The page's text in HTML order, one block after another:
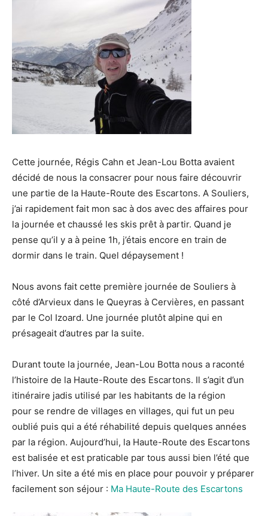
Cette journée, Régis Cahn et Jean-Lou Botta avaient
décidé de nous la consacrer pour nous faire découvrir
une partie de la Haute-Route des Escartons. A Souliers,
j’ai rapidement fait mon sac à dos avec des affaires pour
la journée et chaussé les skis prêt à partir. Quand je
pense qu’il y a à peine 1h, j’étais encore en train de
dormir dans le train. Quel dépaysement !
Nous avons fait cette première journée de Souliers à
côté d’Arvieux dans le Queyras à Cervières, en passant
par le Col Izoard. Une journée plutôt alpine qui en
présageait d’autres par la suite.
Durant toute la journée, Jean-Lou Botta nous a raconté
l’histoire de la Haute-Route des Escartons. Il s’agit d’un
itinéraire jadis utilisé par les habitants de la région
pour se rendre de villages en villages, qui fut un peu
oublié puis qui a été réhabilité depuis quelques années
par la région. Aujourd’hui, la Haute-Route des Escartons
est balisée et est praticable par tous aussi bien l’été que
l’hiver. Un site a été mis en place pour pouvoir y préparer
facilement son séjour : Ma Haute-Route des Escartons